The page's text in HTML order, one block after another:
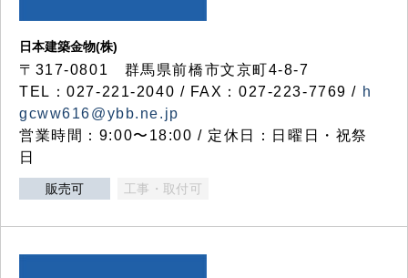
日本建築金物(株)
〒317‐0801 群馬県前橋市文京町4-8-7
TEL：027-221-2040 / FAX：027-223-7769 / h
gcww616@ybb.ne.jp
営業時間：9:00〜18:00 / 定休日：日曜日・祝祭
日
販売可 工事・取付可